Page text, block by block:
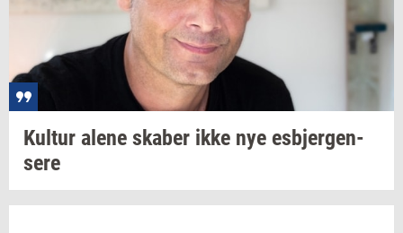
Kul­tur alene ska­ber ikke nye es­b­jer­gen­
se­re